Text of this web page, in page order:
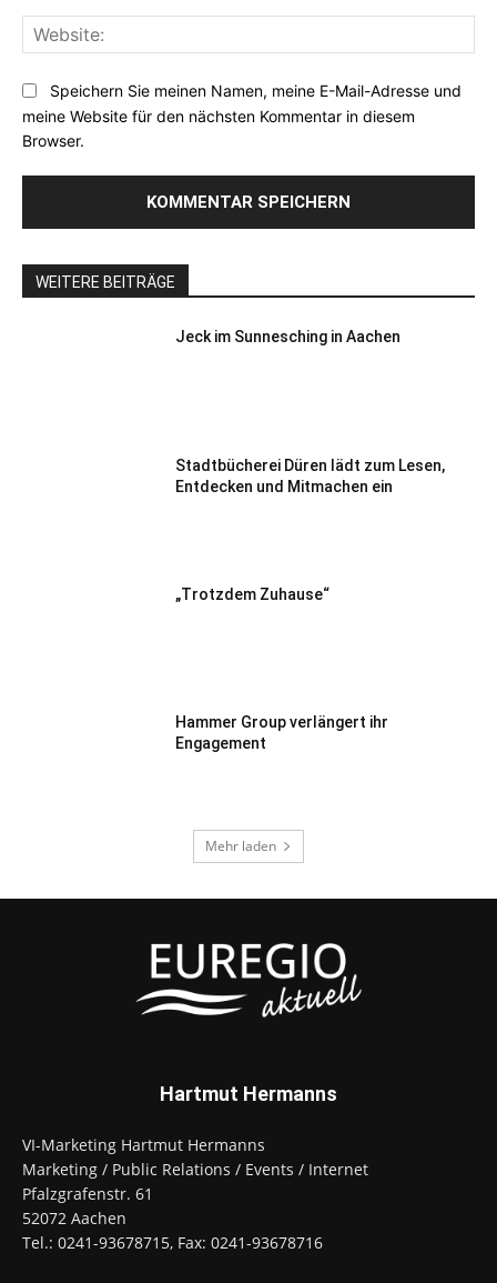
Speichern Sie meinen Namen, meine E-Mail-Adresse und
meine Website für den nächsten Kommentar in diesem
Browser.
WEITERE BEITRÄGE
Jeck im Sunnesching in Aachen
Stadtbücherei Düren lädt zum Lesen,
Entdecken und Mitmachen ein
„Trotzdem Zuhause“
Hammer Group verlängert ihr
Engagement
Mehr laden
Hartmut Hermanns
VI-Marketing Hartmut Hermanns
Marketing / Public Relations / Events / Internet
Pfalzgrafenstr. 61
52072 Aachen
Tel.: 0241-93678715, Fax: 0241-93678716